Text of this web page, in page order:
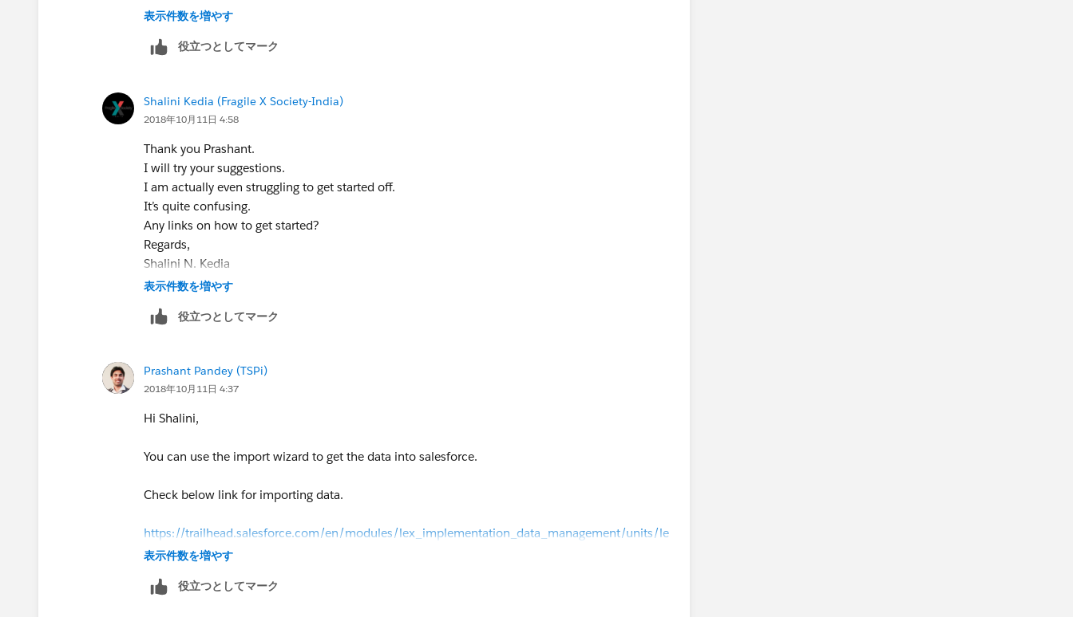
Lalit
表示件数を増やす
役立つとしてマーク
Shalini Kedia (Fragile X Society-India)
2018年10月11日 4:58
Thank you Prashant.
I will try your suggestions.
I am actually even struggling to get started off.
It’s quite confusing.
Any links on how to get started?
Regards,
Shalini N. Kedia
Chairperson,
+919820199092
表示件数を増やす
役立つとしてマーク
Prashant Pandey (TSPi)
2018年10月11日 4:37
Hi Shalini,
You can use the import wizard to get the data into salesforce.
Check below link for importing data.
https://trailhead.salesforce.com/en/modules/lex_implementation_data_management/units/le
x_implementation_data_import
You can create newsletter in salesforce.
表示件数を増やす
役立つとしてマーク